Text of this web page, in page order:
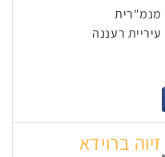
מנמ"רית
עיריית רעננה
זיוה ברוידא